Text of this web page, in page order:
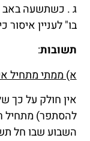
ג . כשתשעה באב
בו" לעניין איסור
תשובות:
א) ממתי מתחיל
אין חולק על כך
להסתפר) מתחיל
השבוע שבו חל